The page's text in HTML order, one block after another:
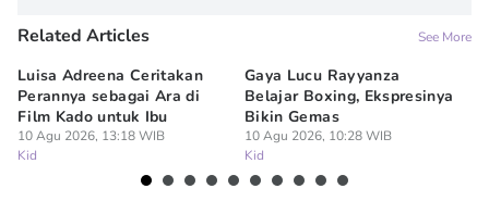
Related Articles See More
Luisa Adreena Ceritakan
Perannya sebagai Ara di
Film Kado untuk Ibu
10 Agu 2026, 13:18 WIB
Kid
Gaya Lucu Rayyanza
Belajar Boxing, Ekspresinya
Bikin Gemas
10 Agu 2026, 10:28 WIB
Kid